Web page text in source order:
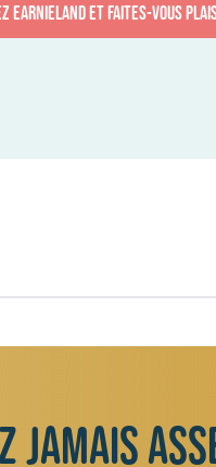
Earnieland et faites-vous
jamais